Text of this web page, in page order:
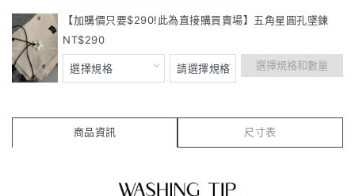
【加購價只要$290!此為直接購買賣場】五角星圓孔墜鍊
290
選擇規格和數量
商品資訊 尺寸表